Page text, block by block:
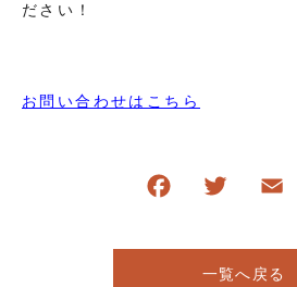
ださい！
お問い合わせはこちら
一覧へ戻る